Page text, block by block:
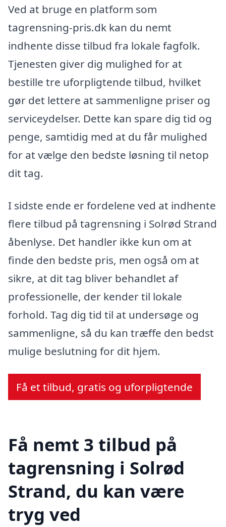
Ved at bruge en platform som
tagrensning-pris.dk kan du nemt
indhente disse tilbud fra lokale fagfolk.
Tjenesten giver dig mulighed for at
bestille tre uforpligtende tilbud, hvilket
gør det lettere at sammenligne priser og
serviceydelser. Dette kan spare dig tid og
penge, samtidig med at du får mulighed
for at vælge den bedste løsning til netop
dit tag.
I sidste ende er fordelene ved at indhente
flere tilbud på tagrensning i Solrød Strand
åbenlyse. Det handler ikke kun om at
finde den bedste pris, men også om at
sikre, at dit tag bliver behandlet af
professionelle, der kender til lokale
forhold. Tag dig tid til at undersøge og
sammenligne, så du kan træffe den bedst
mulige beslutning for dit hjem.
Få et tilbud, gratis og uforpligtende
Få nemt 3 tilbud på
tagrensning i Solrød
Strand, du kan være
tryg ved